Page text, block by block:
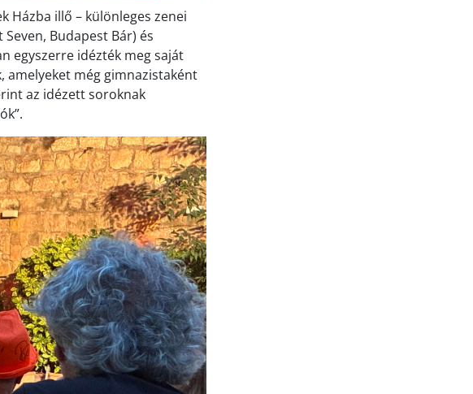
Házba illő – különleges zenei
Budapest Bár) és
egyszerre idézték meg saját
amelyeket még gimnazistaként
az idézett soroknak